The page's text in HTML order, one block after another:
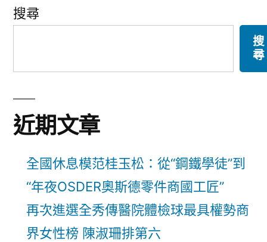
搜尋
搜
尋
近期文章
全國休息模范桂玉松：從“鋼鐵學徒”到
“年夜OSDER奧斯德零件商國工匠”
再次進選全秀傳醫院體檢球最具權勢商
界女性榜 陳淑珊排第六